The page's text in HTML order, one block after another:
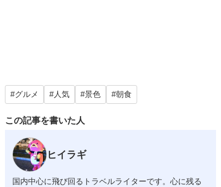
グルメ 人気 景色 朝食
この記事を書いた人
ヒイラギ
国内中心に飛び回るトラベルライターです。心に残る